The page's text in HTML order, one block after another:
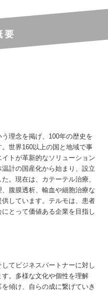
要
理念を掲げ、100年の歴史を
世界160以上の国と地域で事
トが革新的なソリューション
計の国産化から始まり、設立
。現在は、カテーテル治療、
腹膜透析、輸血や細胞治療な
しています。テルモは、患者
とって価値ある企業を目指し
てビジネスパートナーに対し
。多様な文化や個性を理解
傾け、自らの成に繋げていき